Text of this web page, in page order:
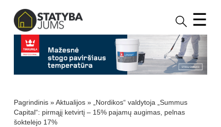
☰
Pagrindinis »Aktualijos » „Nordikos“ valdytoja „Summus
Capital“: pirmąjį ketvirtį – 15% pajamų augimas, pelnas
šoktelėjo 17%